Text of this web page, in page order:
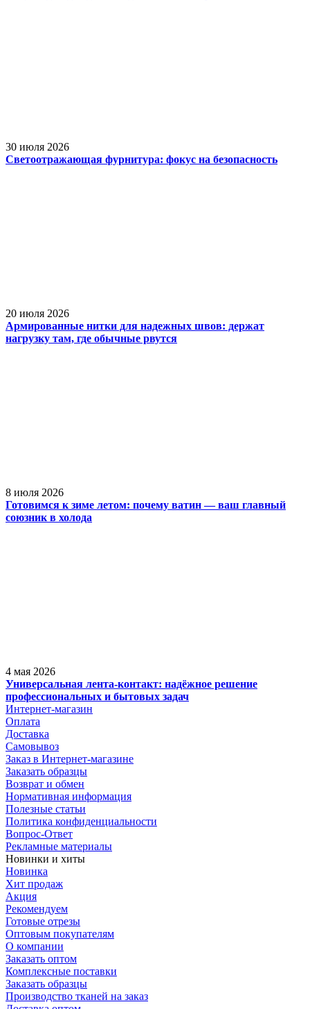
30 июля 2026
Светоотражающая фурнитура: фокус на безопасность
20 июля 2026
Армированные нитки для надежных швов: держат
нагрузку там, где обычные рвутся
8 июля 2026
Готовимся к зиме летом: почему ватин — ваш главный
союзник в холода
4 мая 2026
Универсальная лента-контакт: надёжное решение
профессиональных и бытовых задач
Интернет-магазин
Оплата
Доставка
Самовывоз
Заказ в Интернет-магазине
Заказать образцы
Возврат и обмен
Нормативная информация
Полезные статьи
Политика конфиденциальности
Вопрос-Ответ
Рекламные материалы
Новинки и хиты
Новинка
Хит продаж
Акция
Рекомендуем
Готовые отрезы
Оптовым покупателям
О компании
Заказать оптом
Комплексные поставки
Заказать образцы
Производство тканей на заказ